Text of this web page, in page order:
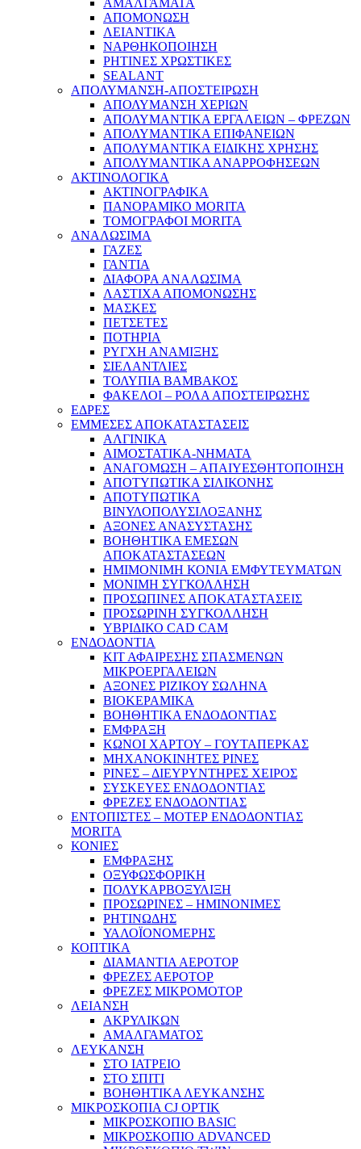
ΑΜΑΛΓΑΜΑΤΑ
ΑΠΟΜΟΝΩΣΗ
ΛΕΙΑΝΤΙΚΑ
ΝΑΡΘΗΚΟΠΟΙΗΣΗ
ΡΗΤΙΝΕΣ ΧΡΩΣΤΙΚΕΣ
SEALANT
ΑΠΟΛΥΜΑΝΣΗ-ΑΠΟΣΤΕΙΡΩΣΗ
ΑΠΟΛΥΜΑΝΣΗ ΧΕΡΙΩΝ
ΑΠΟΛΥΜΑΝΤΙΚΑ ΕΡΓΑΛΕΙΩΝ – ΦΡΕΖΩΝ
ΑΠΟΛΥΜΑΝΤΙΚΑ ΕΠΙΦΑΝΕΙΩΝ
ΑΠΟΛΥΜΑΝΤΙΚΑ ΕΙΔΙΚΗΣ ΧΡΗΣΗΣ
ΑΠΟΛΥΜΑΝΤΙΚΑ ΑΝΑΡΡΟΦΗΣΕΩΝ
ΑΚΤΙΝΟΛΟΓΙΚΑ
ΑΚΤΙΝΟΓΡΑΦΙΚΑ
ΠΑΝΟΡΑΜΙΚΟ MORITA
ΤΟΜΟΓΡΑΦΟΙ MORITA
ΑΝΑΛΩΣΙΜΑ
ΓΑΖΕΣ
ΓΑΝΤΙΑ
ΔΙΑΦΟΡΑ ΑΝΑΛΩΣΙΜΑ
ΛΑΣΤΙΧΑ ΑΠΟΜΟΝΩΣΗΣ
ΜΑΣΚΕΣ
ΠΕΤΣΕΤΕΣ
ΠΟΤΗΡΙΑ
ΡΥΓΧΗ ΑΝΑΜΙΞΗΣ
ΣΙΕΛΑΝΤΛΙΕΣ
ΤΟΛΥΠΙΑ ΒΑΜΒΑΚΟΣ
ΦΑΚΕΛΟΙ – ΡΟΛΑ ΑΠΟΣΤΕΙΡΩΣΗΣ
ΕΔΡΕΣ
ΕΜΜΕΣΕΣ ΑΠΟΚΑΤΑΣΤΑΣΕΙΣ
ΑΛΓΙΝΙΚΑ
ΑΙΜΟΣΤΑΤΙΚΑ-ΝΗΜΑΤΑ
ΑΝΑΓΟΜΩΣΗ – ΑΠΑΙΥΕΣΘΗΤΟΠΟΙΗΣΗ
ΑΠΟΤΥΠΩΤΙΚΑ ΣΙΛΙΚΟΝΗΣ
ΑΠΟΤΥΠΩΤΙΚΑ
ΒΙΝΥΛΟΠΟΛΥΣΙΛΟΞΑΝΗΣ
ΑΞΟΝΕΣ ΑΝΑΣΥΣΤΑΣΗΣ
ΒΟΗΘΗΤΙΚΑ ΕΜΕΣΩΝ
ΑΠΟΚΑΤΑΣΤΑΣΕΩΝ
ΗΜΙΜΟΝΙΜΗ ΚΟΝΙΑ ΕΜΦΥΤΕΥΜΑΤΩΝ
ΜΟΝΙΜΗ ΣΥΓΚΟΛΛΗΣΗ
ΠΡΟΣΩΠΙΝΕΣ ΑΠΟΚΑΤΑΣΤΑΣΕΙΣ
ΠΡΟΣΩΡΙΝΗ ΣΥΓΚΟΛΛΗΣΗ
ΥΒΡΙΔΙΚΟ CAD CAM
ΕΝΔΟΔΟΝΤΙΑ
ΚΙΤ ΑΦΑΙΡΕΣΗΣ ΣΠΑΣΜΕΝΩΝ
ΜΙΚΡΟΕΡΓΑΛΕΙΩΝ
ΑΞΟΝΕΣ ΡΙΖΙΚΟΥ ΣΩΛΗΝΑ
ΒΙΟΚΕΡΑΜΙΚΑ
ΒΟΗΘΗΤΙΚΑ ΕΝΔΟΔΟΝΤΙΑΣ
ΕΜΦΡΑΞΗ
ΚΩΝΟΙ ΧΑΡΤΟΥ – ΓΟΥΤΑΠΕΡΚΑΣ
ΜΗΧΑΝΟΚΙΝΗΤΕΣ ΡΙΝΕΣ
ΡΙΝΕΣ – ΔΙΕΥΡΥΝΤΗΡΕΣ ΧΕΙΡΟΣ
ΣΥΣΚΕΥΕΣ ΕΝΔΟΔΟΝΤΙΑΣ
ΦΡΕΖΕΣ ΕΝΔΟΔΟΝΤΙΑΣ
ΕΝΤΟΠΙΣΤΕΣ – ΜΟΤΕΡ ΕΝΔΟΔΟΝΤΙΑΣ
MORITA
ΚΟΝΙΕΣ
ΕΜΦΡΑΞΗΣ
ΟΞΥΦΩΣΦΟΡΙΚΗ
ΠΟΛΥΚΑΡΒΟΞΥΛΙΞΗ
ΠΡΟΣΩΡΙΝΕΣ – ΗΜΙΝΟΝΙΜΕΣ
ΡΗΤΙΝΩΔΗΣ
ΥΑΛΟΪΟΝΟΜΕΡΗΣ
ΚΟΠΤΙΚΑ
ΔΙΑΜΑΝΤΙΑ ΑΕΡΟΤΟΡ
ΦΡΕΖΕΣ ΑΕΡΟΤΟΡ
ΦΡΕΖΕΣ ΜΙΚΡΟΜΟΤΟΡ
ΛΕΙΑΝΣΗ
ΑΚΡΥΛΙΚΩΝ
ΑΜΑΛΓΑΜΑΤΟΣ
ΛΕΥΚΑΝΣΗ
ΣΤΟ ΙΑΤΡΕΙΟ
ΣΤΟ ΣΠΙΤΙ
ΒΟΗΘΗΤΙΚΑ ΛΕΥΚΑΝΣΗΣ
ΜΙΚΡΟΣΚΟΠΙΑ CJ OPTIK
ΜΙΚΡΟΣΚΟΠΙΟ BASIC
ΜΙΚΡΟΣΚΟΠΙΟ ADVANCED